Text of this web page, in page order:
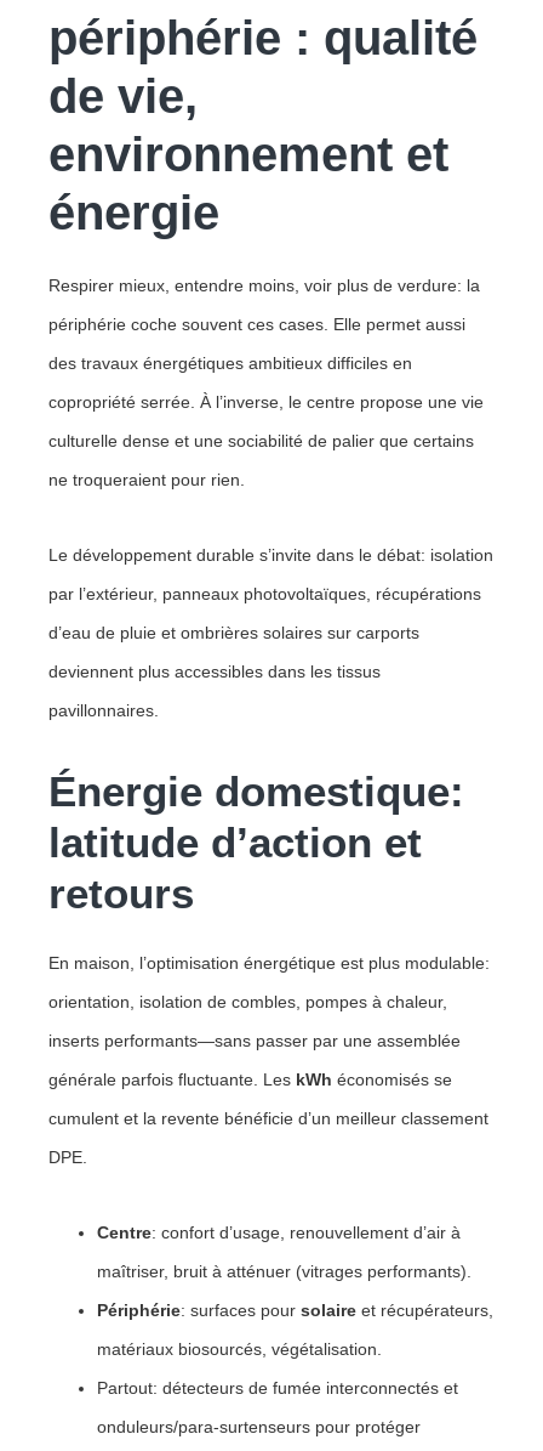
périphérie : qualité
de vie,
environnement et
énergie
Respirer mieux, entendre moins, voir plus de verdure: la
périphérie coche souvent ces cases. Elle permet aussi
des travaux énergétiques ambitieux difficiles en
copropriété serrée. À l’inverse, le centre propose une vie
culturelle dense et une sociabilité de palier que certains
ne troqueraient pour rien.
Le développement durable s’invite dans le débat: isolation
par l’extérieur, panneaux photovoltaïques, récupérations
d’eau de pluie et ombrières solaires sur carports
deviennent plus accessibles dans les tissus
pavillonnaires.
Énergie domestique:
latitude d’action et
retours
En maison, l’optimisation énergétique est plus modulable:
orientation, isolation de combles, pompes à chaleur,
inserts performants—sans passer par une assemblée
générale parfois fluctuante. Les kWh économisés se
cumulent et la revente bénéficie d’un meilleur classement
DPE.
Centre: confort d’usage, renouvellement d’air à
maîtriser, bruit à atténuer (vitrages performants).
Périphérie: surfaces poursolaire et récupérateurs,
matériaux biosourcés, végétalisation.
Partout: détecteurs de fumée interconnectés et
onduleurs/para-surtenseurs pour protéger